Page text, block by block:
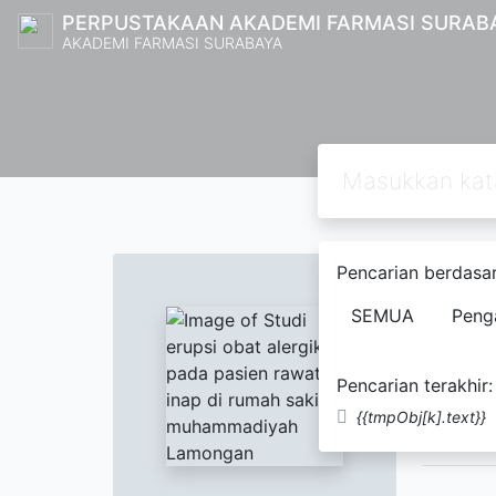
PERPUSTAKAAN AKADEMI FARMASI
AKADEMI FARMASI SURABAYA
Pencarian
SEMUA
Pencarian terakhir:
{{tmpObj[k].text}}
Text